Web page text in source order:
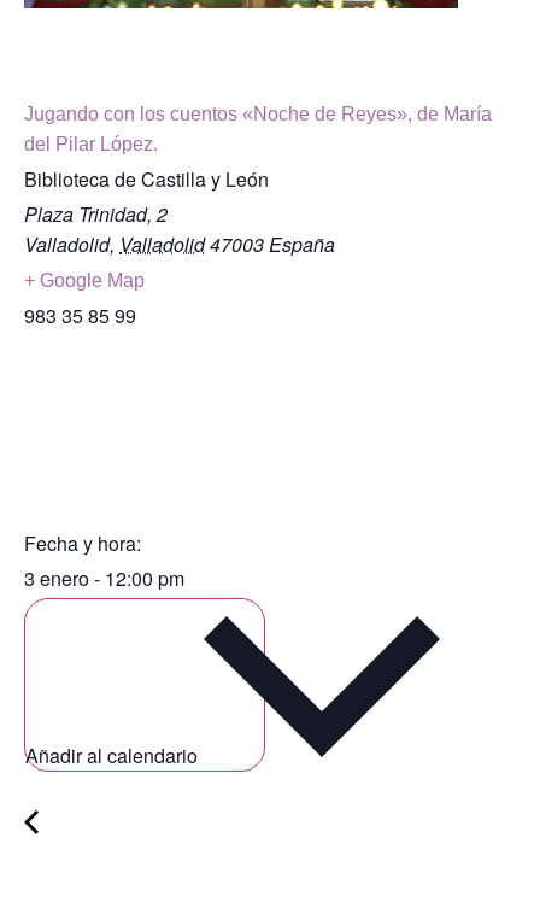
Jugando con los cuentos «Noche de Reyes», de María
del Pilar López.
Biblioteca de Castilla y León
Plaza Trinidad, 2
Valladolid, Valladolid47003 España
+ Google Map
983 35 85 99
Fecha y hora:
3 enero- 12:00 pm
Añadir al calendario